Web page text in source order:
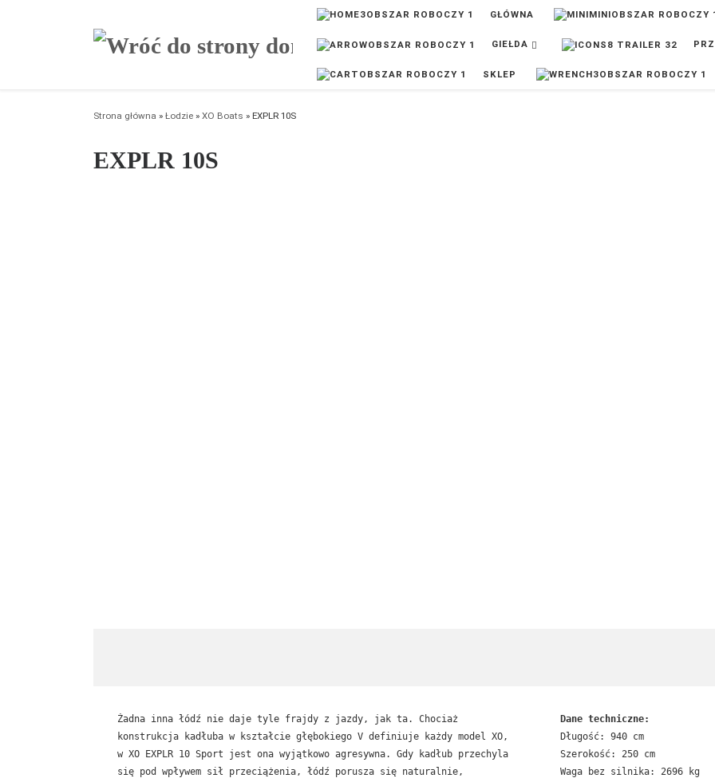
GŁÓWNA
GIEŁDA
SKLEP
Strona główna » Łodzie » XO Boats » EXPLR 10S
EXPLR 10S
Żadna inna łódź nie daje tyle frajdy z jazdy, jak ta. Chociaż
konstrukcja kadłuba w kształcie głębokiego V definiuje każdy model XO,
w XO EXPLR 10 Sport jest ona wyjątkowo agresywna. Gdy kadłub przechyla
się pod wpływem sił przeciążenia, łódź porusza się naturalnie,
Dane techniczne:
Długość: 940 cm
Szerokość: 250 cm
Waga bez silnika: 2696 kg